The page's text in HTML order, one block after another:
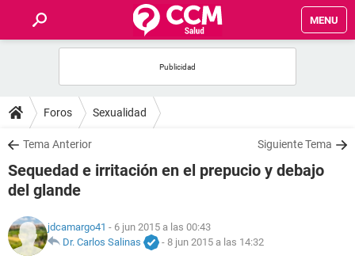
MENU
FOROS
SALUD
FAMILIA
NUTRICIÓN
Foros Sexualidad
Tema Anterior Siguiente Tema
Sequedad e irritación en el prepucio y debajo
del glande
jdcamargo41 - 6 jun 2015 a las 00:43
Dr. Carlos Salinas
- 8 jun 2015 a las 14:32